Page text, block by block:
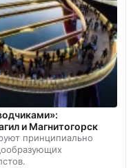
и Магнитогорск
принципиально